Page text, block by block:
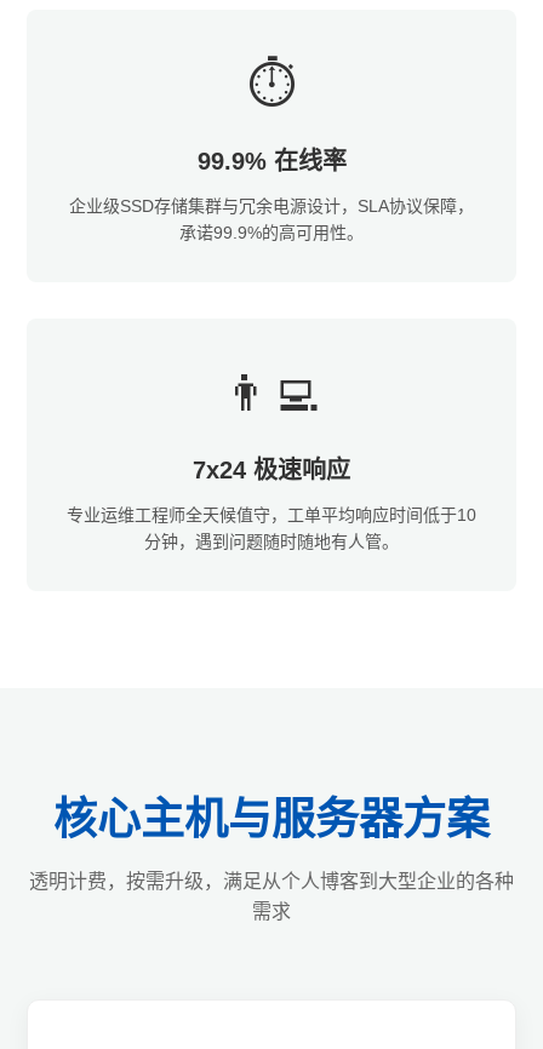
⏱️
99.9% 在线率
企业级SSD存储集群与冗余电源设计，SLA协议保障，
承诺99.9%的高可用性。
👨‍💻
7x24 极速响应
专业运维工程师全天候值守，工单平均响应时间低于10
分钟，遇到问题随时随地有人管。
核心主机与服务器方案
透明计费，按需升级，满足从个人博客到大型企业的各种
需求